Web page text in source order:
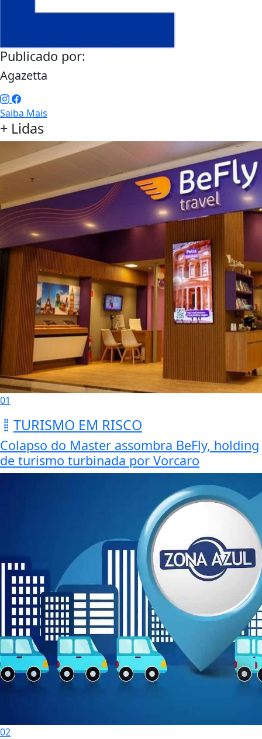
Publicado por:
Agazetta
Saiba Mais
+ Lidas
01
TURISMO EM RISCO
Colapso do Master assombra BeFly, holding
de turismo turbinada por Vorcaro
02